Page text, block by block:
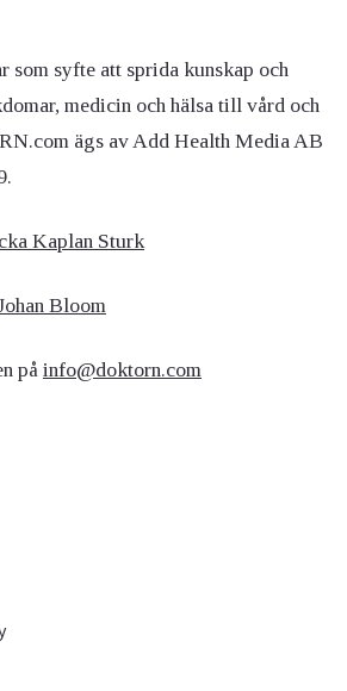
som syfte att sprida kunskap och
medicin och hälsa till vård och
ägs av Add Health Media AB
Kaplan Sturk
Bloom
på info@doktorn.com